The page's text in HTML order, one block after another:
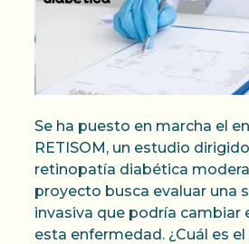
Se ha puesto en marcha el
RETISOM, un estudio
retinopatía diabética
proyecto busca evaluar una
invasiva que podría cambiar
esta enfermedad. ¿Cuál es